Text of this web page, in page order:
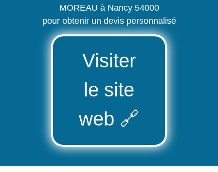
MOREAU à Nancy 54000
pour obtenir un devis personnalisé
Visiter
le site
web 🔗